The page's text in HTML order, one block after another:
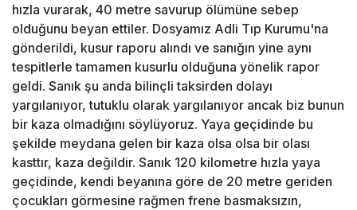
hızla vurarak, 40 metre savurup ölümüne sebep
olduğunu beyan ettiler. Dosyamız Adli Tıp Kurumu'na
gönderildi, kusur raporu alındı ve sanığın yine aynı
tespitlerle tamamen kusurlu olduğuna yönelik rapor
geldi. Sanık şu anda bilinçli taksirden dolayı
yargılanıyor, tutuklu olarak yargılanıyor ancak biz bunun
bir kaza olmadığını söylüyoruz. Yaya geçidinde bu
şekilde meydana gelen bir kaza olsa olsa bir olası
kasttır, kaza değildir. Sanık 120 kilometre hızla yaya
geçidinde, kendi beyanına göre de 20 metre geriden
çocukları görmesine rağmen frene basmaksızın,